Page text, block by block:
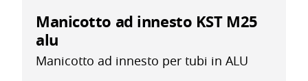
Manicotto ad innesto KST M25
alu
Manicotto ad innesto per tubi in ALU